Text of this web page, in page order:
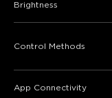
Brightness
Control Methods
App Connectivity